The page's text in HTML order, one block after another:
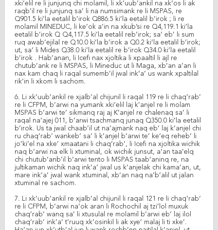
xki’elil re li junjunq chi molamil, li xk’uub’ankil na xk’os li ak
raqb’il re li junjunq sa’ li na numsimank re li MSPAS, re
Q901.5 ki’la eetalil b’irok Q886.5 ki’la eetalil b’irok ; li re
molamil MINEDUC, li ke’ok a’in na xkub’si re Q4,119.1 ki’la
eetalil b’irok Q Q4,117.5 ki’la eetalil reb’irok; sa’ eb’ li sum
ruq awab’ejilal re Q10.0 ki’la b’irok a Q0.2 ki’la eetalil b’irok;
ut, sa’ li Mides Q38.0 ki’la eetalil re b’irok Q34.0 ki’la eetalil
b’irok . Hab’anan, li Icefi nax xjoltika li xpaaltil li ajl re
chutub’ank re li MSPAS, li Mineduc ut li Maga, xb’an a’an li
nax kam chaq li raqal sumemb’il jwal ink’a’ us wank xpaltilal
rik’in li xkom li sachom.
6. Li xk’uub’ankil re xjalb’al chijunil li raqal 119 re li chaq’rab’
re li CFPM, b’arwi na yumank xki’elil laj k’anjel re li molam
MSPAS b’arwi te’ sikmanq raj aj K’anjel re chalenaq sa’ li
raqal na’ajej 011, b’arwi tsachmanq junaq Q350.0 ki’la eetalil
b’irok. Us ta jwal chaab’il ut na’ajmank naq eb’ laj k’anjel chi
ru chaq’rab’ wankeb’ sa’ li k’anjel b’arwi te’ ke’eq reheb’ li
jo’ki’el na xke’ xmaatani li chaq’rab’, li Icefi na xjoltika wichik
naq b’arwi na elk li xtuminal, ok wichik junsut, a’an taa’elq
chi chutub’anb’il b’arwi tento li MSPAS taab’aninq re, na
jultikaman wichik naq ink’a’ jwal us k’anjelak chi kama’an, ut,
mare ink’a’ jwal wank xtuminal, xb’an naq na’b’alil ut jalan
xtuminal re sachom.
7. Li xk’uub’ankil re xjalb’al chijunil li raqal 121 re li chaq’rab’
re li CFPM, b’arwi na’ok aran li Rochochil aj tzi’lol muxuk
chaq’rab’ wanq sa’ li xtusulal re molamil b’arwi eb’ laj ilol
chaq’rab’ ink’a’ t’ruuq xk’osinkil li ak xye’ malaj li ti xke’.